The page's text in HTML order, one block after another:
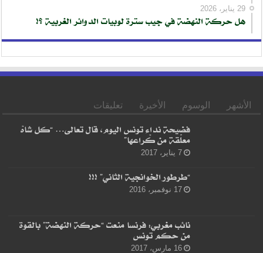
29 يناير، 2026
هل حركة النهضة في جيب سترة لوبيات الدوائر الغربية ؟!
الأشهر الوسوم الأخيرة تعليقات
فضيحة نداء تونس اليوم، قال تعالى… “كل شاهْ
معلّقة من كْراعها”
7 يناير، 2017
“طرطور الخوانجية الثاني” !!!
17 نوفمبر، 2016
نائب مغربي: فرنسا منعت “حركة النهضة” بالقوة
من حكم تونس
16 مارس، 2017